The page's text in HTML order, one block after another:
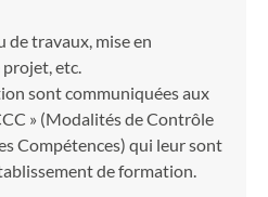
de travaux, mise en
etc.
sont communiquées aux
» (Modalités de Contrôle
Compétences) qui leur sont
de formation.